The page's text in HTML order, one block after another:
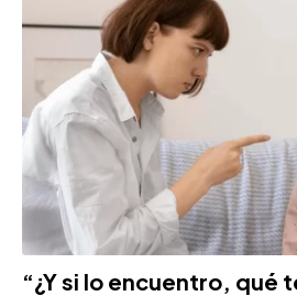
“¿Y si lo encuentro, qué